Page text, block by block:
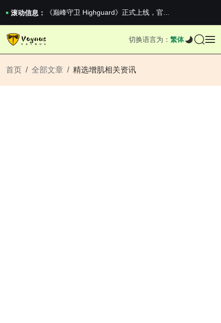
滚动信息：
《巅峰守卫 Highguard》正式上线，官...
《巅峰守卫 Highguard》正式上线，官...
切换语言为： 繁体
首页 全部文章 精选增肌相关资讯